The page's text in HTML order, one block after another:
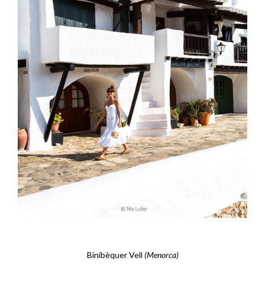
Binibèquer Vell (Menorca)